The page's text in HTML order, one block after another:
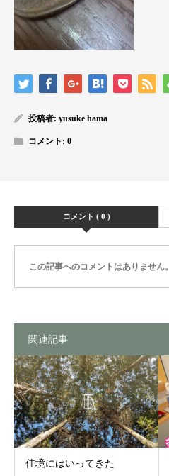
投稿者: yusuke hama
コメント: 0
コメント ( 0 )
この記事へのコメントはありません。
関連記事
佳境にはいってきた